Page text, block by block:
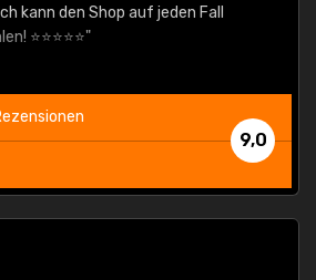
kann den Shop auf jeden Fall
⭐⭐⭐⭐⭐"
9,0